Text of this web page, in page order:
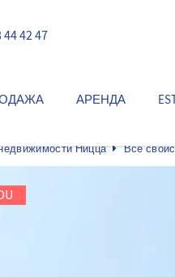
44 42 47
АРЕНДА
Ницца Все